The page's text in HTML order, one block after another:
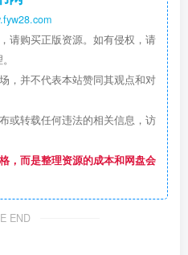
请购买正版资源。如有侵权，请
，并不代表本站赞同其观点和对
或转载任何违法的相关信息，访
，而是整理资源的成本和网盘会
END